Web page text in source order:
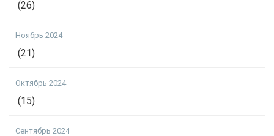
(26)
Ноябрь 2024
(21)
Октябрь 2024
(15)
Сентябрь 2024